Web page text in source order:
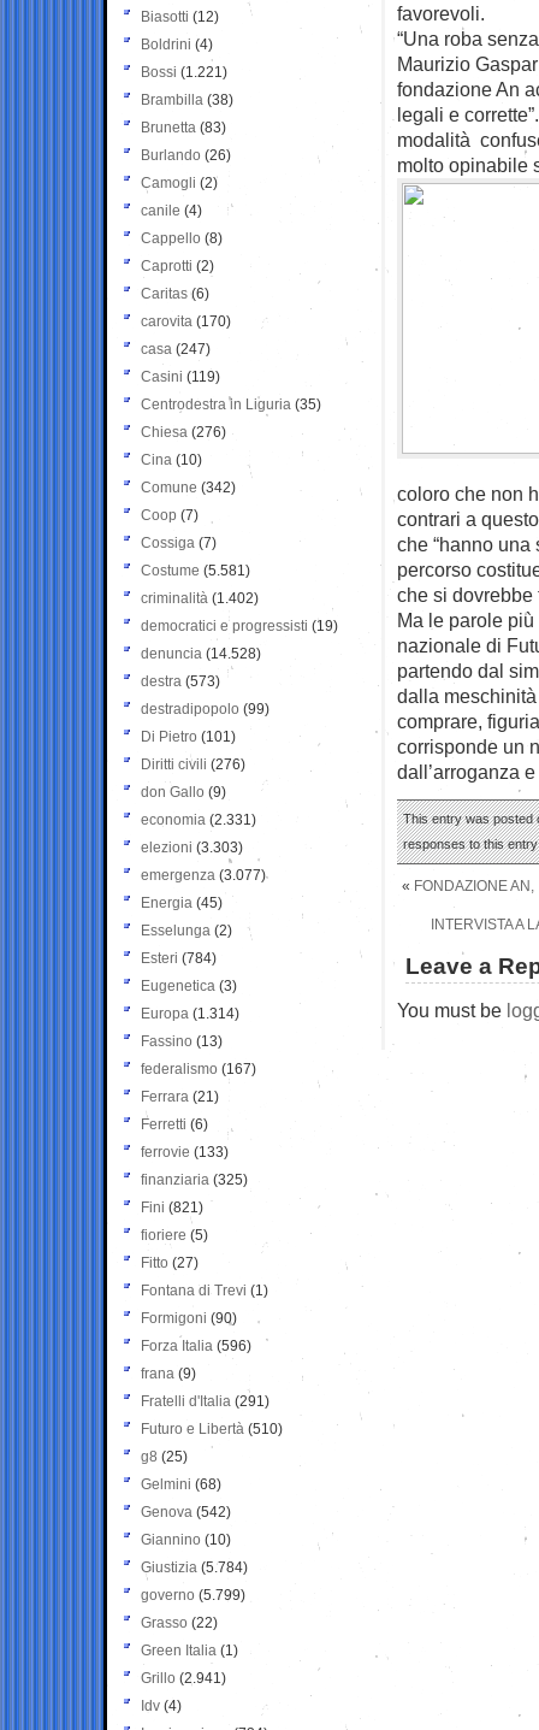
favorevoli.
“Una roba
Maurizio
fondazione An
legali e
modalità
molto opinabile
coloro che non
contrari a
che “hanno
percorso
che si dovrebbe
Ma le parole
nazionale di
partendo dal
dalla
comprare,
corrisponde un
dall’arroganza
This entry was posted
responses to this
« FONDAZIONE AN,
INTERVISTA A
Leave a
You must be
Biasotti (12)
Boldrini (4)
Bossi (1.221)
Brambilla (38)
Brunetta (83)
Burlando (26)
Camogli (2)
canile (4)
Cappello (8)
Caprotti (2)
Caritas (6)
carovita (170)
casa (247)
Casini (119)
Centrodestra in Liguria (35)
Chiesa (276)
Cina (10)
Comune (342)
Coop (7)
Cossiga (7)
Costume (5.581)
criminalità (1.402)
democratici e progressisti (19)
denuncia (14.528)
destra (573)
destradipopolo (99)
Di Pietro (101)
Diritti civili (276)
don Gallo (9)
economia (2.331)
elezioni (3.303)
emergenza (3.077)
Energia (45)
Esselunga (2)
Esteri (784)
Eugenetica (3)
Europa (1.314)
Fassino (13)
federalismo (167)
Ferrara (21)
Ferretti (6)
ferrovie (133)
finanziaria (325)
Fini (821)
fioriere (5)
Fitto (27)
Fontana di Trevi (1)
Formigoni (90)
Forza Italia (596)
frana (9)
Fratelli d'Italia (291)
Futuro e Libertà (510)
g8 (25)
Gelmini (68)
Genova (542)
Giannino (10)
Giustizia (5.784)
governo (5.799)
Grasso (22)
Green Italia (1)
Grillo (2.941)
Idv (4)